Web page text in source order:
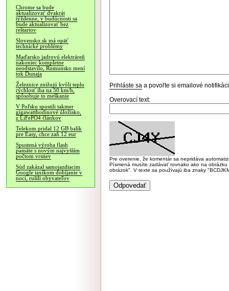
Chrome sa bude
aktualizovať dvakrát
týždenne, v budúcnosti sa
bude aktualizovať bez
reštartov
Slovensko.sk má opäť
technické problémy
Maďarsko jadrovú elektráreň
nakoniec kompletne
neodstavilo, Rumunsko mení
tok Dunaja
Železnice znižujú kvôli teplu
rýchlosť iba na 50 km/h,
spôsobuje to meškanie
V Poľsku spustili takmer
gigawatthodinové úložisko,
z LiFePO4 článkov
Telekom pridal 12 GB balík
pre Easy, chce zaň 12 eur
Spustená výroba flash
pamäte s novým najvyšším
počtom vrstiev
Súd zakázal samojazdiacim
Google taxíkom dobíjanie v
noci, rušili obyvateľov
Prihláste sa a povoľte si emailové
Overovací text:
Pre overenie, že komentár sa nepridáva
Písmená musíte zadávať rovnako ako na
obrázok". V texte sa používajú iba znaky